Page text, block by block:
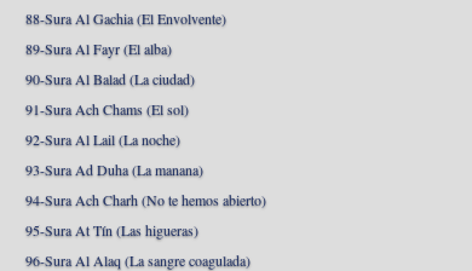
88-Sura Al Gachia (El Envolvente)
89-Sura Al Fayr (El alba)
90-Sura Al Balad (La ciudad)
91-Sura Ach Chams (El sol)
92-Sura Al Lail (La noche)
93-Sura Ad Duha (La manana)
94-Sura Ach Charh (No te hemos abierto)
95-Sura At Tín (Las higueras)
96-Sura Al Alaq (La sangre coagulada)